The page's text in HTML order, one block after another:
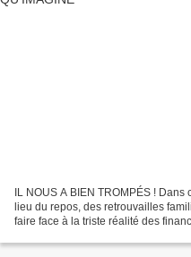
IL NOUS A BIEN TROMPÉS !
lieu du repos, des retrouvailles
faire face à la triste réalité des